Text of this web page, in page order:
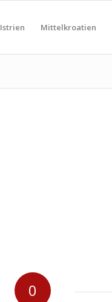
Istrien Mittelkroatien
0